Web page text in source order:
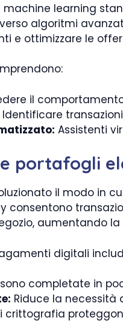
machine learning
algoritmi
e ottimizzare le
il
Identificare
Assistenti
portafogli
il modo in
consentono
aumentando
digitali
completate in
Riduce la
crittografia